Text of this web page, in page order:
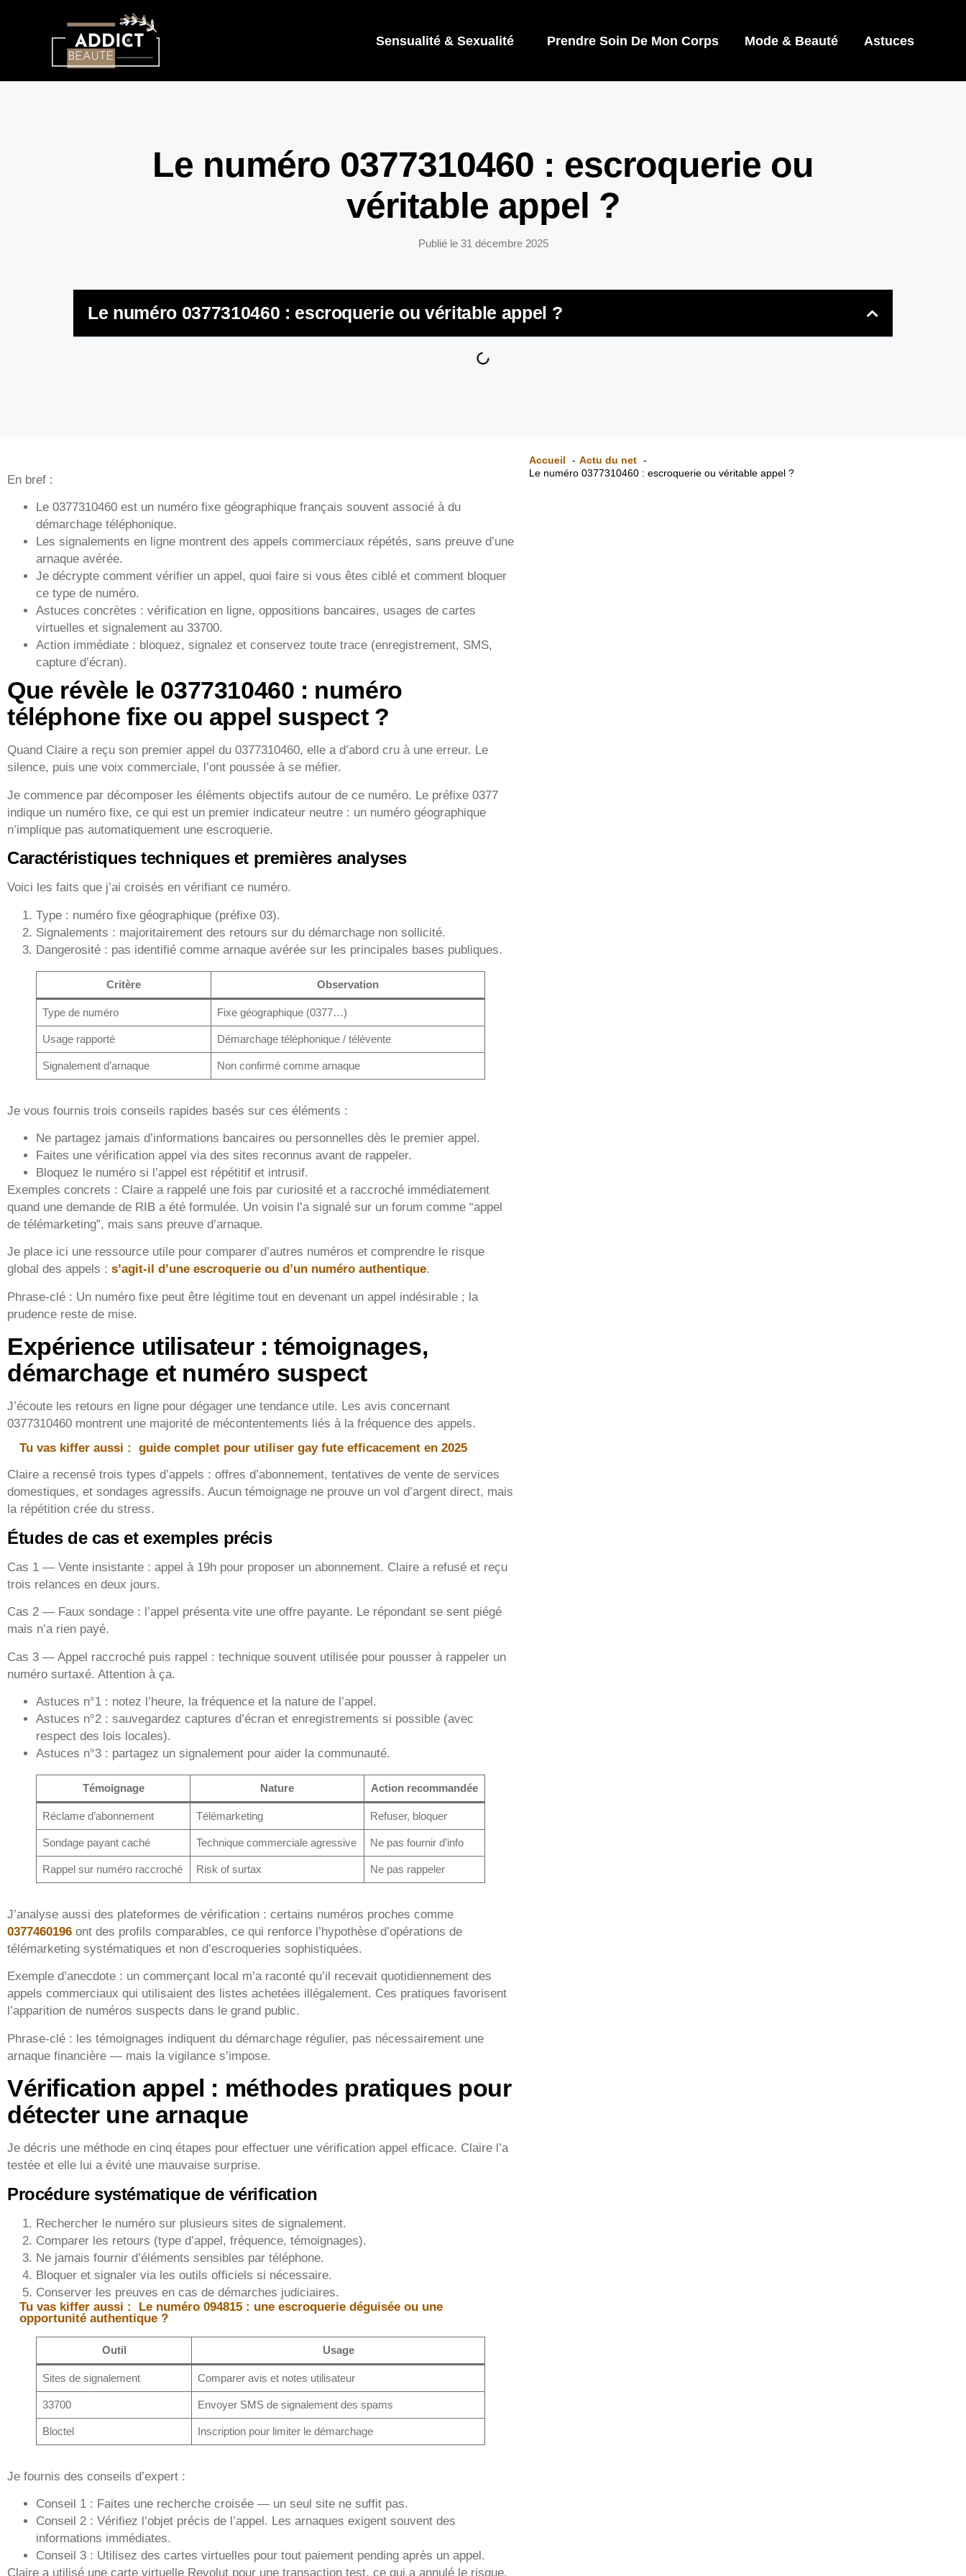
Sensualité & Sexualité Prendre Soin De Mon Corps Mode & Beauté Astuces
Le numéro 0377310460 : escroquerie ou
véritable appel ?
Publié le 31 décembre 2025
Le numéro 0377310460 : escroquerie ou véritable appel ?
En bref :
Le 0377310460 est un numéro fixe géographique français souvent associé à du
démarchage téléphonique.
Les signalements en ligne montrent des appels commerciaux répétés, sans preuve d’une
arnaque avérée.
Je décrypte comment vérifier un appel, quoi faire si vous êtes ciblé et comment bloquer
ce type de numéro.
Astuces concrètes : vérification en ligne, oppositions bancaires, usages de cartes
virtuelles et signalement au 33700.
Action immédiate : bloquez, signalez et conservez toute trace (enregistrement, SMS,
capture d’écran).
Que révèle le 0377310460 : numéro
téléphone fixe ou appel suspect ?
Quand Claire a reçu son premier appel du 0377310460, elle a d’abord cru à une erreur. Le
silence, puis une voix commerciale, l’ont poussée à se méfier.
Je commence par décomposer les éléments objectifs autour de ce numéro. Le préfixe 0377
indique un numéro fixe, ce qui est un premier indicateur neutre : un numéro géographique
n’implique pas automatiquement une escroquerie.
Caractéristiques techniques et premières analyses
Voici les faits que j’ai croisés en vérifiant ce numéro.
Type : numéro fixe géographique (préfixe 03).
Signalements : majoritairement des retours sur du démarchage non sollicité.
Dangerosité : pas identifié comme arnaque avérée sur les principales bases publiques.
Critère Observation
Type de numéro Fixe géographique (0377…)
Usage rapporté Démarchage téléphonique / télévente
Signalement d’arnaque Non confirmé comme arnaque
Je vous fournis trois conseils rapides basés sur ces éléments :
Ne partagez jamais d’informations bancaires ou personnelles dès le premier appel.
Faites une vérification appel via des sites reconnus avant de rappeler.
Bloquez le numéro si l’appel est répétitif et intrusif.
Exemples concrets : Claire a rappelé une fois par curiosité et a raccroché immédiatement
quand une demande de RIB a été formulée. Un voisin l’a signalé sur un forum comme “appel
de télémarketing”, mais sans preuve d’arnaque.
Je place ici une ressource utile pour comparer d’autres numéros et comprendre le risque
global des appels : s’agit-il d’une escroquerie ou d’un numéro authentique.
Phrase-clé : Un numéro fixe peut être légitime tout en devenant un appel indésirable ; la
prudence reste de mise.
Expérience utilisateur : témoignages,
démarchage et numéro suspect
J’écoute les retours en ligne pour dégager une tendance utile. Les avis concernant
0377310460 montrent une majorité de mécontentements liés à la fréquence des appels.
Tu vas kiffer aussi :
guide complet pour utiliser gay fute efficacement en 2025
Claire a recensé trois types d’appels : offres d’abonnement, tentatives de vente de services
domestiques, et sondages agressifs. Aucun témoignage ne prouve un vol d’argent direct, mais
la répétition crée du stress.
Études de cas et exemples précis
Cas 1 — Vente insistante : appel à 19h pour proposer un abonnement. Claire a refusé et reçu
trois relances en deux jours.
Cas 2 — Faux sondage : l’appel présenta vite une offre payante. Le répondant se sent piégé
mais n’a rien payé.
Cas 3 — Appel raccroché puis rappel : technique souvent utilisée pour pousser à rappeler un
numéro surtaxé. Attention à ça.
Astuces n°1 : notez l’heure, la fréquence et la nature de l’appel.
Astuces n°2 : sauvegardez captures d’écran et enregistrements si possible (avec
respect des lois locales).
Astuces n°3 : partagez un signalement pour aider la communauté.
Témoignage Nature Action recommandée
Réclame d’abonnement Télémarketing Refuser, bloquer
Sondage payant caché Technique commerciale agressive Ne pas fournir d’info
Rappel sur numéro raccroché Risk of surtax Ne pas rappeler
J’analyse aussi des plateformes de vérification : certains numéros proches comme
0377460196 ont des profils comparables, ce qui renforce l’hypothèse d’opérations de
télémarketing systématiques et non d’escroqueries sophistiquées.
Exemple d’anecdote : un commerçant local m’a raconté qu’il recevait quotidiennement des
appels commerciaux qui utilisaient des listes achetées illégalement. Ces pratiques favorisent
l’apparition de numéros suspects dans le grand public.
Phrase-clé : les témoignages indiquent du démarchage régulier, pas nécessairement une
arnaque financière — mais la vigilance s’impose.
Vérification appel : méthodes pratiques pour
détecter une arnaque
Je décris une méthode en cinq étapes pour effectuer une vérification appel efficace. Claire l’a
testée et elle lui a évité une mauvaise surprise.
Procédure systématique de vérification
Rechercher le numéro sur plusieurs sites de signalement.
Comparer les retours (type d’appel, fréquence, témoignages).
Ne jamais fournir d’éléments sensibles par téléphone.
Bloquer et signaler via les outils officiels si nécessaire.
Conserver les preuves en cas de démarches judiciaires.
Tu vas kiffer aussi :
Le numéro 094815 : une escroquerie déguisée ou une
opportunité authentique ?
Outil Usage
Sites de signalement Comparer avis et notes utilisateur
33700 Envoyer SMS de signalement des spams
Bloctel Inscription pour limiter le démarchage
Je fournis des conseils d’expert :
Conseil 1 : Faites une recherche croisée — un seul site ne suffit pas.
Conseil 2 : Vérifiez l’objet précis de l’appel. Les arnaques exigent souvent des
informations immédiates.
Conseil 3 : Utilisez des cartes virtuelles pour tout paiement pending après un appel.
Claire a utilisé une carte virtuelle Revolut pour une transaction test, ce qui a annulé le risque.
Accueil
Actu du net
Le numéro 0377310460 : escroquerie ou véritable appel ?